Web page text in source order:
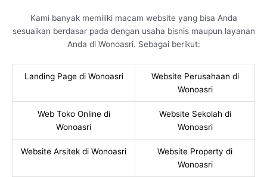
Kami banyak memiliki macam website yang bisa Anda
sesuaikan berdasar pada dengan usaha bisnis maupun layanan
Anda di Wonoasri. Sebagai berikut:
Landing Page di Wonoasri
Website Perusahaan di
Wonoasri
Web Toko Online di
Wonoasri
Website Sekolah di
Wonoasri
Website Arsitek di Wonoasri
Website Property di
Wonoasri